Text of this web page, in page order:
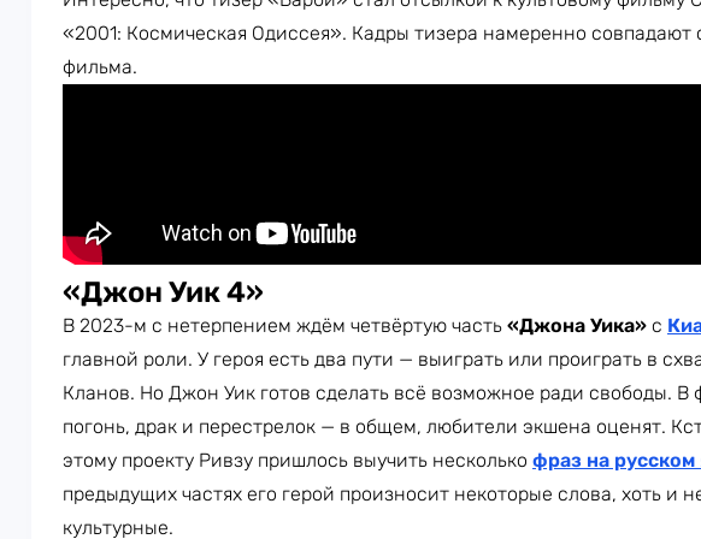
«2001: Космическая Одиссея». Кадры тизера намеренно совпадают
фильма.
«Джон Уик 4»
В 2023-м с нетерпением ждём четвёртую часть «Джона Уика» с
главной роли. У героя есть два пути — выиграть или проиграть в
Кланов. Но Джон Уик готов сделать всё возможное ради свободы. В
погонь, драк и перестрелок — в общем, любители экшена оценят.
этому проекту Ривзу пришлось выучить несколько фраз на русском
предыдущих частях его герой произносит некоторые слова, хоть и
культурные.